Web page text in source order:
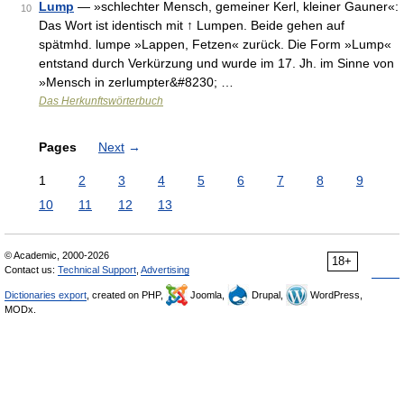
10 Lump — »schlechter Mensch, gemeiner Kerl, kleiner Gauner«:
Das Wort ist identisch mit ↑ Lumpen. Beide gehen auf
spätmhd. lumpe »Lappen, Fetzen« zurück. Die Form »Lump«
entstand durch Verkürzung und wurde im 17. Jh. im Sinne von
»Mensch in zerlumpter&#8230; …
Das Herkunftswörterbuch
Pages Next →
1 2 3 4 5 6 7 8
9
10
11 12 13
18+
© Academic, 2000-2026
Contact us: Technical Support Advertising
Dictionaries export , created on PHP, Joomla, Drupal,
WordPress,
MODx.